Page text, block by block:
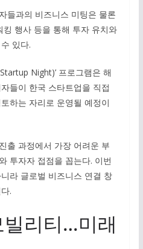
들과의 비즈니스 미팅은 물론
킹 행사 등을 통해 투자 유치와
있다.
Night)’ 프로그램은 해
들이 한국 스타트업을 직접
하는 자리로 운영될 예정이
출 과정에서 가장 어려운 부
투자자 접점을 꼽는다. 이번
라 글로벌 비즈니스 연결 창
.
빌리티…미래